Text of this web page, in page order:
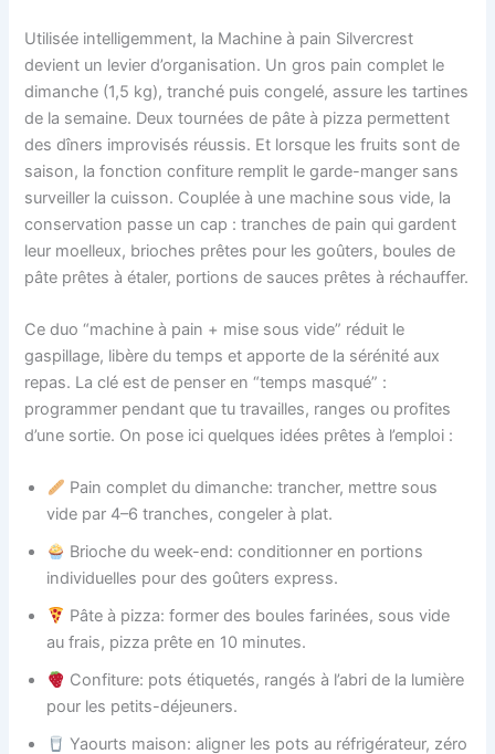
Utilisée intelligemment, la Machine à pain Silvercrest
devient un levier d’organisation. Un gros pain complet le
dimanche (1,5 kg), tranché puis congelé, assure les tartines
de la semaine. Deux tournées de pâte à pizza permettent
des dîners improvisés réussis. Et lorsque les fruits sont de
saison, la fonction confiture remplit le garde-manger sans
surveiller la cuisson. Couplée à une machine sous vide, la
conservation passe un cap : tranches de pain qui gardent
leur moelleux, brioches prêtes pour les goûters, boules de
pâte prêtes à étaler, portions de sauces prêtes à réchauffer.
Ce duo “machine à pain + mise sous vide” réduit le
gaspillage, libère du temps et apporte de la sérénité aux
repas. La clé est de penser en “temps masqué” :
programmer pendant que tu travailles, ranges ou profites
d’une sortie. On pose ici quelques idées prêtes à l’emploi :
Pain complet du dimanche: trancher, mettre sous
vide par 4–6 tranches, congeler à plat.
Brioche du week-end: conditionner en portions
individuelles pour des goûters express.
Pâte à pizza: former des boules farinées, sous vide
au frais, pizza prête en 10 minutes.
Confiture: pots étiquetés, rangés à l’abri de la lumière
pour les petits-déjeuners.
Yaourts maison: aligner les pots au réfrigérateur, zéro